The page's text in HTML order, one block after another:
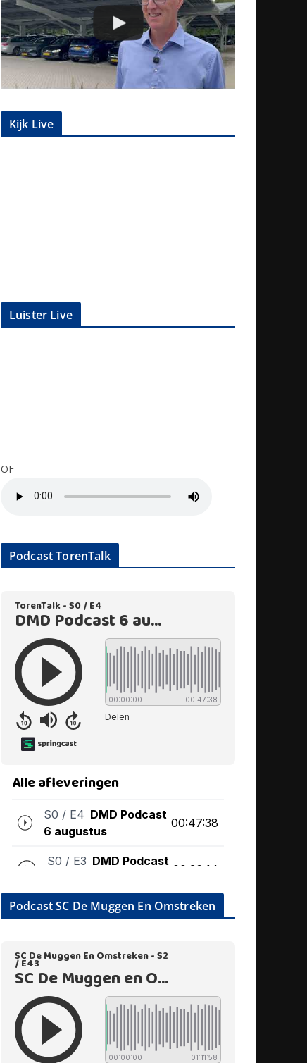
Kijk Live
Luister Live
OF
Podcast TorenTalk
Podcast SC De Muggen En Omstreken